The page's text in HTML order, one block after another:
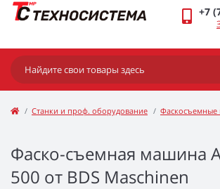
+7
Станки и проф. оборудование
Фаско-съемная машина
500 от BDS Maschinen